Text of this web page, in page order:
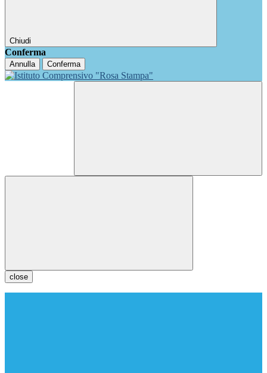
Chiudi
Conferma
Annulla Conferma
close